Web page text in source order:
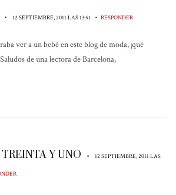
• 12 SEPTIEMBRE, 2011 LAS 13:51 • RESPONDER
ver a un bebé en este blog de moda, ¡qué
de una lectora de Barcelona,
Y UNO • 12 SEPTIEMBRE, 2011 LAS